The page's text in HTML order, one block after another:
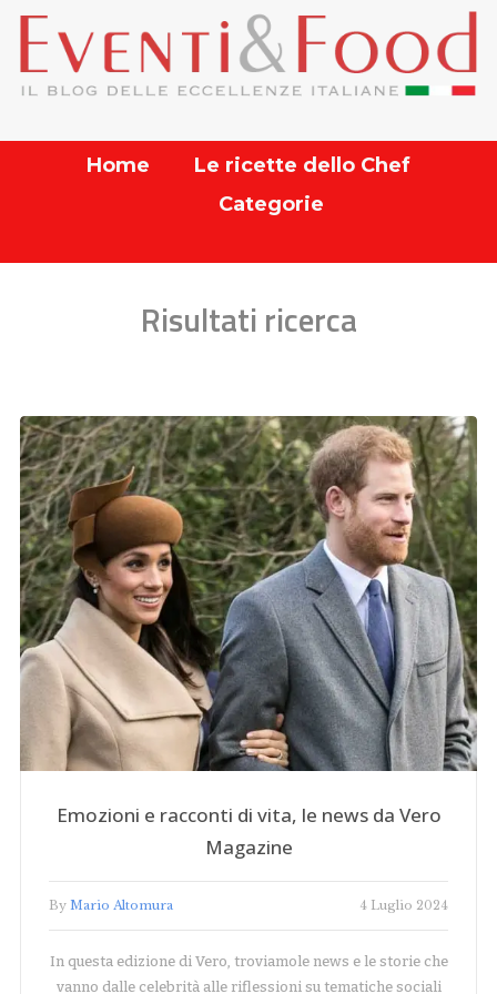
Home
Le ricette dello Chef
Categorie
Risultati ricerca
Emozioni e racconti di vita, le news da Vero
Magazine
By Mario Altomura 4 Luglio 2024
In questa edizione di Vero, troviamole news e le storie che
vanno dalle celebrità alle riflessioni su tematiche sociali